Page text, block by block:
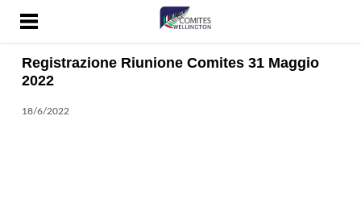
HOME
COSA SONO I COMITES
Registrazione Riunione Comites 31 Maggio
2022
18/6/2022